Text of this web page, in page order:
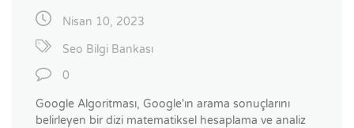
Nisan 10, 2023
Seo Bilgi Bankası
0
Google Algoritması, Google'ın arama sonuçlarını
belirleyen bir dizi matematiksel hesaplama ve analiz